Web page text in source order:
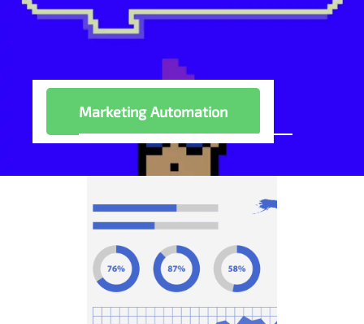
Marketing Automation